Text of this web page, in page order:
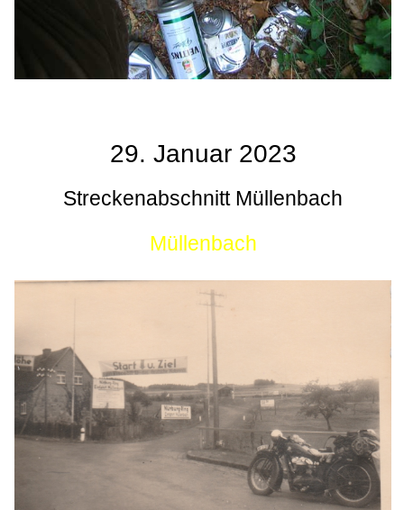
29. Januar 2023
Streckenabschnitt Müllenbach
Müllenbach